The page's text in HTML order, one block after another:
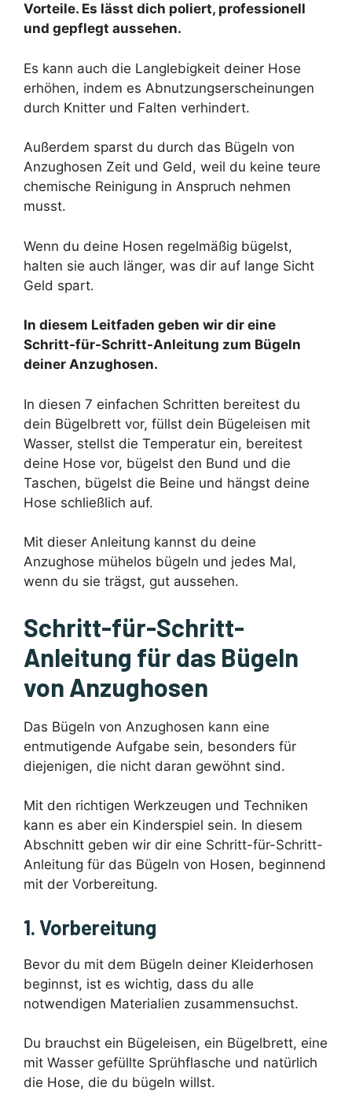
Vorteile. Es lässt dich poliert, professionell
und gepflegt aussehen.
Es kann auch die Langlebigkeit deiner Hose
erhöhen, indem es Abnutzungserscheinungen
durch Knitter und Falten verhindert.
Außerdem sparst du durch das Bügeln von
Anzughosen Zeit und Geld, weil du keine teure
chemische Reinigung in Anspruch nehmen
musst.
Wenn du deine Hosen regelmäßig bügelst,
halten sie auch länger, was dir auf lange Sicht
Geld spart.
In diesem Leitfaden geben wir dir eine
Schritt-für-Schritt-Anleitung zum Bügeln
deiner Anzughosen.
In diesen 7 einfachen Schritten bereitest du
dein Bügelbrett vor, füllst dein Bügeleisen mit
Wasser, stellst die Temperatur ein, bereitest
deine Hose vor, bügelst den Bund und die
Taschen, bügelst die Beine und hängst deine
Hose schließlich auf.
Mit dieser Anleitung kannst du deine
Anzughose mühelos bügeln und jedes Mal,
wenn du sie trägst, gut aussehen.
Schritt-für-Schritt-
Anleitung für das Bügeln
von Anzughosen
Das Bügeln von Anzughosen kann eine
entmutigende Aufgabe sein, besonders für
diejenigen, die nicht daran gewöhnt sind.
Mit den richtigen Werkzeugen und Techniken
kann es aber ein Kinderspiel sein. In diesem
Abschnitt geben wir dir eine Schritt-für-Schritt-
Anleitung für das Bügeln von Hosen, beginnend
mit der Vorbereitung.
1. Vorbereitung
Bevor du mit dem Bügeln deiner Kleiderhosen
beginnst, ist es wichtig, dass du alle
notwendigen Materialien zusammensuchst.
Du brauchst ein Bügeleisen, ein Bügelbrett, eine
mit Wasser gefüllte Sprühflasche und natürlich
die Hose, die du bügeln willst.